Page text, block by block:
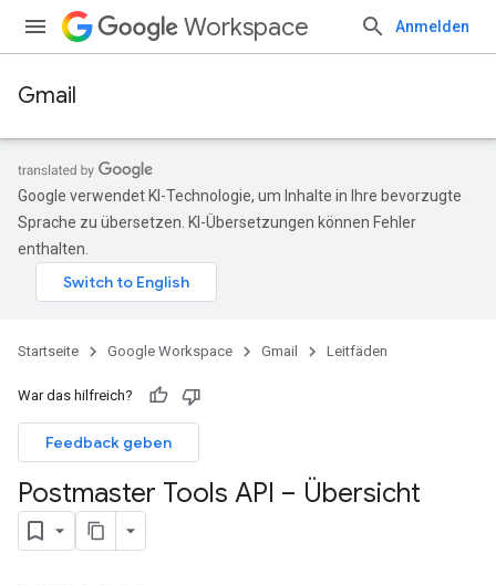
Workspace Anmelden
Gmail
Google verwendet KI-Technologie, um Inhalte in Ihre bevorzugte
Sprache zu übersetzen. KI-Übersetzungen können Fehler
enthalten.
Startseite Google Workspace Gmail Leitfäden
War das hilfreich?
Feedback geben
Postmaster Tools API – Übersicht